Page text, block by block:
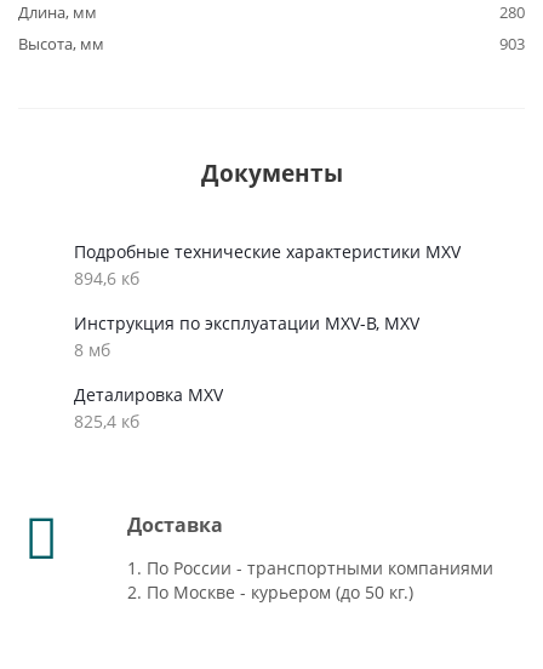
Длина, мм
280
Высота, мм
903
Документы
Подробные технические характеристики MXV
894,6 кб
Инструкция по эксплуатации MXV-B, MXV
8 мб
Деталировка MXV
825,4 кб
Доставка
1. По России - транспортными компаниями
2. По Москве - курьером (до 50 кг.)